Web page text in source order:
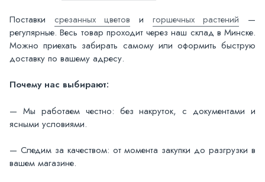
Поставки срезанных цветов и горшечных растений —
регулярные. Весь товар проходит через наш склад в Минске.
Можно приехать забирать самому или оформить быструю
доставку по вашему адресу.
Почему нас выбирают:
— Мы работаем честно: без накруток, с документами и
ясными условиями.
— Следим за качеством: от момента закупки до разгрузки в
вашем магазине.